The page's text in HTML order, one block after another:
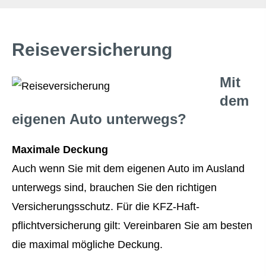
Reiseversicherung
Mit
dem
eigenen Auto unterwegs?
Maximale Deckung
Auch wenn Sie mit dem eigenen Auto im Ausland
unterwegs sind, brauchen Sie den richtigen
Versicherungsschutz. Für die KFZ-Haft­
pflichtversicherung gilt: Vereinbaren Sie am besten
die maximal mögliche Deckung.